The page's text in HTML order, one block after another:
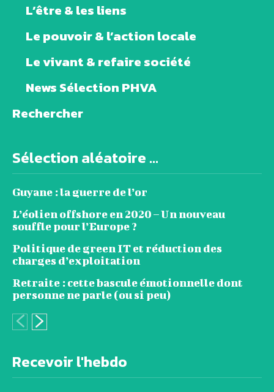
L’être & les liens
Le pouvoir & l’action locale
Le vivant & refaire société
News Sélection PHVA
Rechercher
Sélection aléatoire ...
Guyane : la guerre de l’or
L’éolien offshore en 2020 – Un nouveau
souffle pour l’Europe ?
Politique de green IT et réduction des
charges d’exploitation
Retraite : cette bascule émotionnelle dont
personne ne parle (ou si peu)
Recevoir l'hebdo